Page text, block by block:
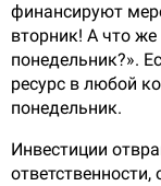
финансируют
вторник! А что
понедельник?».
ресурс в любой
понедельник.
Инвестиции